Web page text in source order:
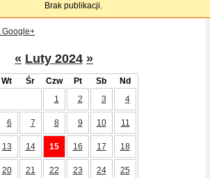
Brak publikacji.
Google+
« Luty 2024 »
Wt Śr Czw Pt Sb
Nd
1
2 3 4
6 7 8 9 10 11
13 14 15 16 17 18
20 21 22 23 24 25